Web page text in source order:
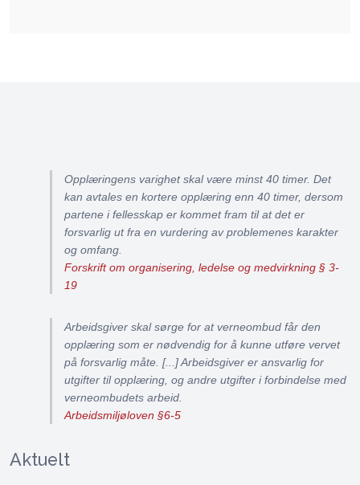
Opplæringens varighet skal være minst 40 timer. Det
kan avtales en kortere opplæring enn 40 timer, dersom
partene i fellesskap er kommet fram til at det er
forsvarlig ut fra en vurdering av problemenes karakter
og omfang.
Forskrift om organisering, ledelse og medvirkning § 3-
19
Arbeidsgiver skal sørge for at verneombud får den
opplæring som er nødvendig for å kunne utføre vervet
på forsvarlig måte. [...] Arbeidsgiver er ansvarlig for
utgifter til opplæring, og andre utgifter i forbindelse med
verneombudets arbeid.
Arbeidsmiljøloven §6-5
Aktuelt